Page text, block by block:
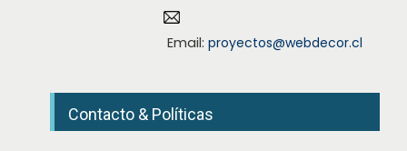
Email: proyectos@webdecor.cl
Contacto & Políticas